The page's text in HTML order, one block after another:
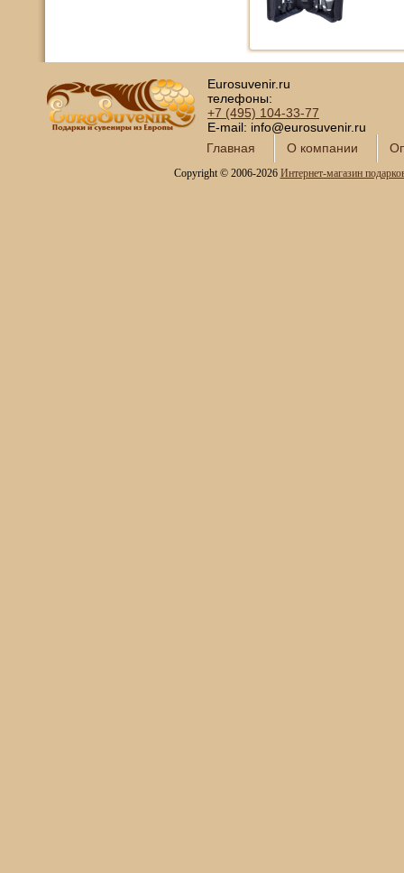
Eurosuvenir.ru
телефоны:
+7 (495) 104-33-77
E-mail: info@eurosuvenir.ru
Главная
О компании
Copyright © 2006-2026 Интернет-магазин